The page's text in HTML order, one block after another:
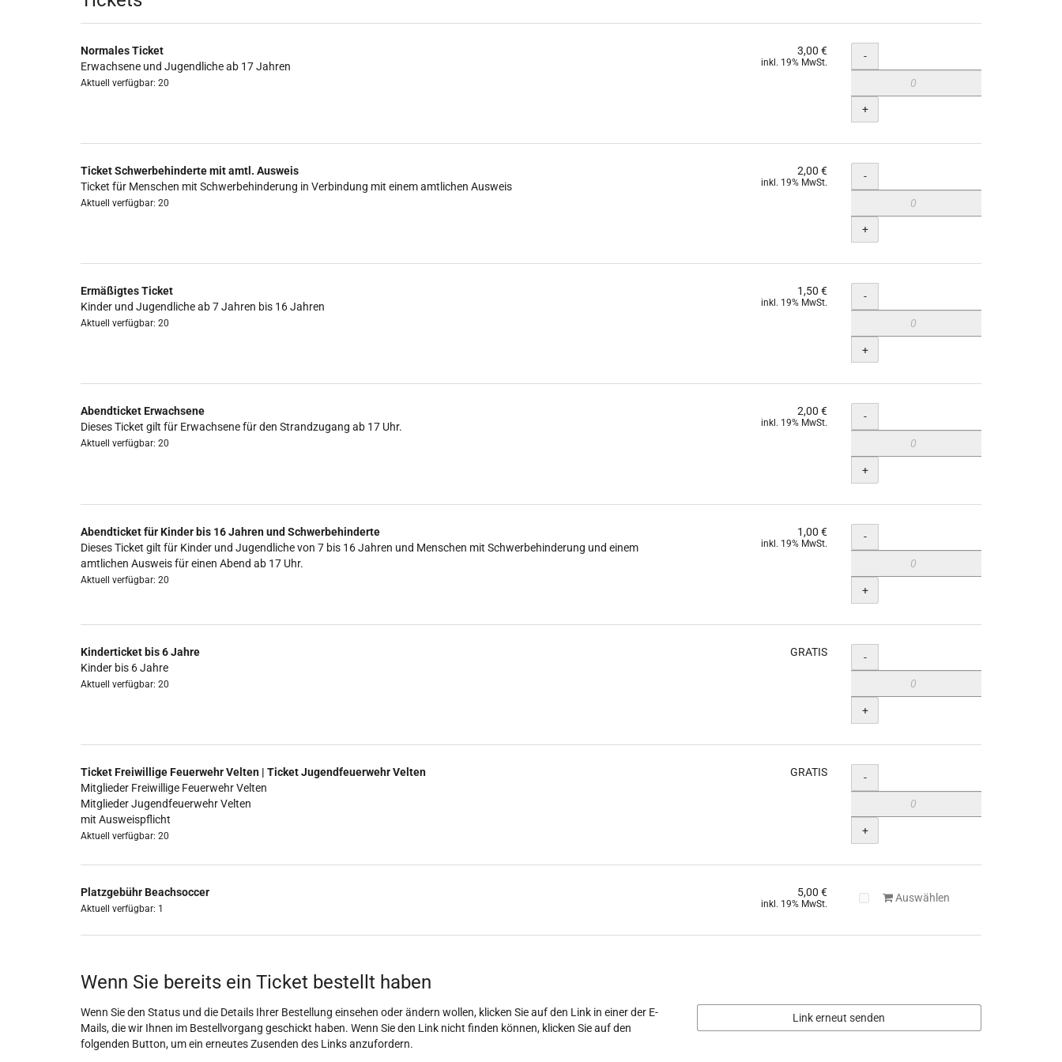
Normales Ticket
Erwachsene und Jugendliche ab 17 Jahren
Aktuell verfügbar: 20
3,00 €
inkl. 19% MwSt. Menge
-
+
Ticket Schwerbehinderte mit amtl. Ausweis
Ticket für Menschen mit Schwerbehinderung in Verbindung mit einem amtlichen Ausweis
Aktuell verfügbar: 20
2,00 €
inkl. 19% MwSt. Menge
-
+
Ermäßigtes Ticket
Kinder und Jugendliche ab 7 Jahren bis 16 Jahren
Aktuell verfügbar: 20
1,50 €
inkl. 19% MwSt. Menge
-
+
Abendticket Erwachsene
Dieses Ticket gilt für Erwachsene für den Strandzugang ab 17 Uhr.
Aktuell verfügbar: 20
2,00 €
inkl. 19% MwSt. Menge
-
+
Abendticket für Kinder bis 16 Jahren und Schwerbehinderte
Dieses Ticket gilt für Kinder und Jugendliche von 7 bis 16 Jahren und Menschen mit Schwerbehinderung und einem
amtlichen Ausweis für einen Abend ab 17 Uhr.
Aktuell verfügbar: 20
1,00 €
inkl. 19% MwSt. Menge
-
+
Kinderticket bis 6 Jahre
Kinder bis 6 Jahre
Aktuell verfügbar: 20
GRATIS Menge
-
+
Ticket Freiwillige Feuerwehr Velten | Ticket Jugendfeuerwehr Velten
Mitglieder Freiwillige Feuerwehr Velten
Mitglieder Jugendfeuerwehr Velten
mit Ausweispflicht
Aktuell verfügbar: 20
GRATIS Menge
-
+
Platzgebühr Beachsoccer
Aktuell verfügbar: 1
5,00 €
inkl. 19% MwSt.
Auswählen
Wenn Sie bereits ein Ticket bestellt haben
Wenn Sie den Status und die Details Ihrer Bestellung einsehen oder ändern wollen, klicken Sie auf den Link in einer der E-
Mails, die wir Ihnen im Bestellvorgang geschickt haben. Wenn Sie den Link nicht finden können, klicken Sie auf den
folgenden Button, um ein erneutes Zusenden des Links anzufordern.
Link erneut senden